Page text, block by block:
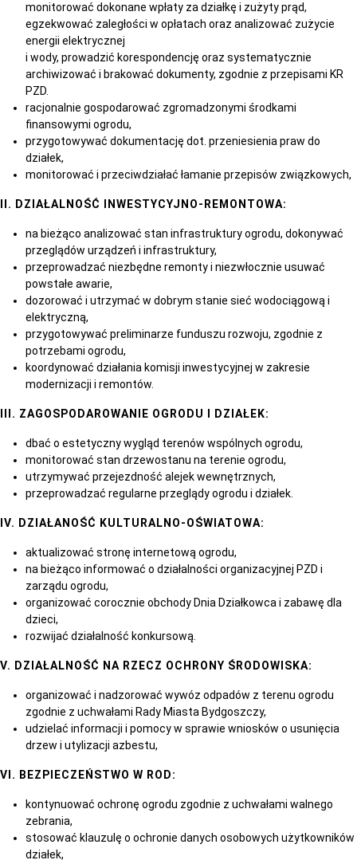
monitorować dokonane wpłaty za działkę i zużyty prąd,
egzekwować zaległości w opłatach oraz analizować zużycie
energii elektrycznej
i wody, prowadzić korespondencję oraz systematycznie
archiwizować i brakować dokumenty, zgodnie z przepisami KR
PZD.
racjonalnie gospodarować zgromadzonymi środkami
finansowymi ogrodu,
przygotowywać dokumentację dot. przeniesienia praw do
działek,
monitorować i przeciwdziałać łamanie przepisów związkowych,
II. DZIAŁALNOŚĆ INWESTYCYJNO-REMONTOWA:
na bieżąco analizować stan infrastruktury ogrodu, dokonywać
przeglądów urządzeń i infrastruktury,
przeprowadzać niezbędne remonty i niezwłocznie usuwać
powstałe awarie,
dozorować i utrzymać w dobrym stanie sieć wodociągową i
elektryczną,
przygotowywać preliminarze funduszu rozwoju, zgodnie z
potrzebami ogrodu,
koordynować działania komisji inwestycyjnej w zakresie
modernizacji i remontów.
III. ZAGOSPODAROWANIE OGRODU I DZIAŁEK:
dbać o estetyczny wygląd terenów wspólnych ogrodu,
monitorować stan drzewostanu na terenie ogrodu,
utrzymywać przejezdność alejek wewnętrznych,
przeprowadzać regularne przeglądy ogrodu i działek.
IV. DZIAŁANOŚĆ KULTURALNO-OŚWIATOWA:
aktualizować stronę internetową ogrodu,
na bieżąco informować o działalności organizacyjnej PZD i
zarządu ogrodu,
organizować corocznie obchody Dnia Działkowca i zabawę dla
dzieci,
rozwijać działalność konkursową.
V. DZIAŁALNOŚĆ NA RZECZ OCHRONY ŚRODOWISKA:
organizować i nadzorować wywóz odpadów z terenu ogrodu
zgodnie z uchwałami Rady Miasta Bydgoszczy,
udzielać informacji i pomocy w sprawie wniosków o usunięcia
drzew i utylizacji azbestu,
VI. BEZPIECZEŃSTWO W ROD:
kontynuować ochronę ogrodu zgodnie z uchwałami walnego
zebrania,
stosować klauzulę o ochronie danych osobowych użytkowników
działek,